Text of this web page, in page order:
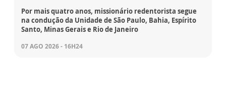
Por mais quatro anos, missionário redentorista segue
na condução da Unidade de São Paulo, Bahia, Espírito
Santo, Minas Gerais e Rio de Janeiro
07 AGO 2026 - 16H24